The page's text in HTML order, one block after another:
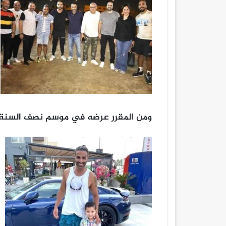
ومن المقرر عرضه في موسم نصف